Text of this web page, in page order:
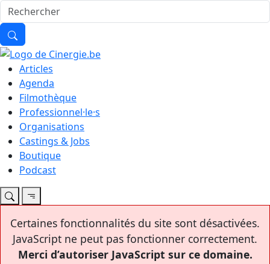
Articles
Agenda
Filmothèque
Professionnel·le·s
Organisations
Castings & Jobs
Boutique
Podcast
Certaines fonctionnalités du site sont désactivées.
JavaScript ne peut pas fonctionner correctement.
Merci d’autoriser JavaScript sur ce domaine.